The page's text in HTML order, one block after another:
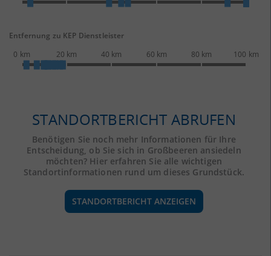
Entfernung zu KEP Dienstleister
0 km
20 km 40 km 60 km 80 km 100 km
STANDORTBERICHT ABRUFEN
Benötigen Sie noch mehr Informationen für Ihre
Entscheidung, ob Sie sich in Großbeeren ansiedeln
möchten? Hier erfahren Sie alle wichtigen
Standortinformationen rund um dieses Grundstück.
STANDORTBERICHT ANZEIGEN